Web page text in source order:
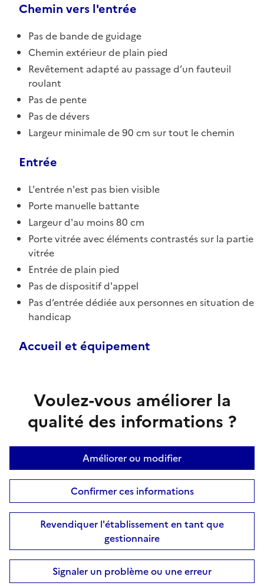
Chemin vers l'entrée
Pas de bande de guidage
Chemin extérieur de plain pied
Revêtement adapté au passage d’un fauteuil
roulant
Pas de pente
Pas de dévers
Largeur minimale de 90 cm sur tout le chemin
Entrée
L'entrée n'est pas bien visible
Porte manuelle battante
Largeur d'au moins 80 cm
Porte vitrée avec éléments contrastés sur la partie
vitrée
Entrée de plain pied
Pas de dispositif d'appel
Pas d’entrée dédiée aux personnes en situation de
handicap
Accueil et équipement
Voulez-vous améliorer la
qualité des informations ?
Améliorer ou modifier
Confirmer ces informations
Revendiquer l'établissement en tant que
gestionnaire
Signaler un problème ou une erreur